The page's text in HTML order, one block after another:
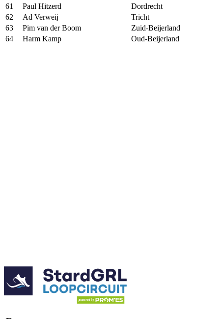
61
Paul Hitzerd
Dordrecht
62
Ad Verweij
Tricht
63
Pim van der Boom
Zuid-Beijerland
64
Harm Kamp Oud-Beijerland